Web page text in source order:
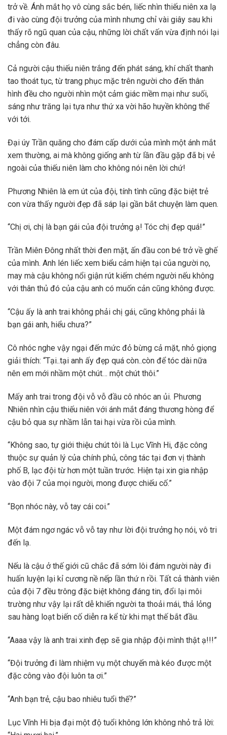
trở về. Ánh mắt họ vô cùng sắc bén, liếc nhìn thiếu niên xa lạ
đi vào cùng đội trưởng của mình nhưng chỉ vài giây sau khi
thấy rõ ngũ quan của cậu, những lời chất vấn vừa định nói lại
chẳng còn đâu.
Cả người cậu thiếu niên trắng đến phát sáng, khí chất thanh
tao thoát tục, từ trang phục mặc trên người cho đến thân
hình đều cho người nhìn một cảm giác mềm mại như suối,
sáng như trăng lại tựa như thứ xa vời hão huyền không thể
với tới.
Đại úy Trần quăng cho đám cấp dưới của mình một ánh mắt
xem thường, ai mà không giống anh từ lần đầu gặp đã bị vẻ
ngoài của thiếu niên làm cho không nói nên lời chứ!
Phương Nhiên là em út của đội, tính tình cũng đặc biệt trẻ
con vừa thấy người đẹp đã sáp lại gần bắt chuyện làm quen.
“Chị ơi, chị là bạn gái của đội trưởng ạ! Tóc chị đẹp quá!”
Trần Miên Đông nhất thời đen mặt, ấn đầu con bé trở về ghế
của mình. Anh lén liếc xem biểu cảm hiện tại của người nọ,
may mà cậu không nổi giận rút kiếm chém người nếu không
với thân thủ đó của cậu anh có muốn cản cũng không được.
“Cậu ấy là anh trai không phải chị gái, cũng không phải là
bạn gái anh, hiểu chưa?”
Cô nhóc nghe vậy ngại đến mức đỏ bừng cả mặt, nhỏ giọng
giải thích: “Tại..tại anh ấy đẹp quá còn..còn để tóc dài nữa
nên em mới nhầm một chút… một chút thôi.”
Mấy anh trai trong đội vỗ vỗ đầu cô nhóc an ủi. Phương
Nhiên nhìn cậu thiếu niên với ánh mắt đáng thương hòng để
cậu bỏ qua sự nhầm lẫn tai hại vừa rồi của mình.
“Không sao, tự giới thiệu chút tôi là Lục Vĩnh Hi, đặc công
thuộc sự quản lý của chính phủ, công tác tại đơn vị thành
phố B, lạc đội từ hơn một tuần trước. Hiện tại xin gia nhập
vào đội 7 của mọi người, mong được chiếu cố.”
“Bọn nhóc này, vỗ tay cái coi.”
Một đám ngơ ngác vỗ vỗ tay như lời đội trưởng họ nói, vô tri
đến lạ.
Nếu là cậu ở thế giới cũ chắc đã sớm lôi đám người này đi
huấn luyện lại kỉ cương nề nếp lần thứ n rồi. Tất cả thành viên
của đội 7 đều trông đặc biệt không đáng tin, đổi lại môi
trường như vậy lại rất dễ khiến người ta thoải mái, thả lỏng
sau hàng loạt biến cố diễn ra kể từ khi mạt thế bắt đầu.
“Aaaa vậy là anh trai xinh đẹp sẽ gia nhập đội mình thật ạ!!!”
“Đội trưởng đi làm nhiệm vụ một chuyến mà kéo được một
đặc công vào đội luôn ta ơi.”
“Anh bạn trẻ, cậu bao nhiêu tuổi thế?”
Lục Vĩnh Hi bịa đại một độ tuổi không lớn không nhỏ trả lời: